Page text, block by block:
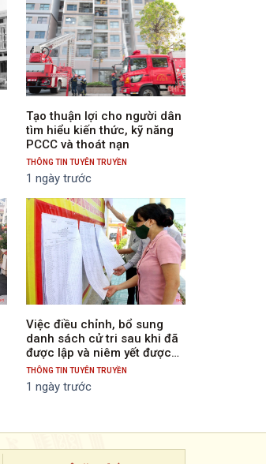
Tạo thuận lợi cho người dân
tìm hiểu kiến thức, kỹ năng
PCCC và thoát nạn
THÔNG TIN TUYÊN TRUYỀN
1 ngày trước
Việc điều chỉnh, bổ sung
danh sách cử tri sau khi đã
được lập và niêm yết được
thực hiện như thế nào?
THÔNG TIN TUYÊN TRUYỀN
1 ngày trước